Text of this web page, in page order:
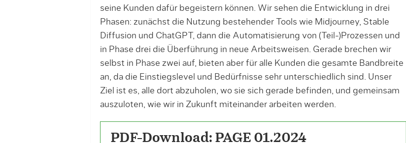
seine Kunden dafür begeistern können. Wir sehen die Entwicklung in drei
Phasen: zunächst die Nutzung bestehender Tools wie Midjourney, Stable
Diffusion und ChatGPT, dann die Automatisierung von (Teil-)Prozessen und
in Phase drei die Überführung in neue Arbeitsweisen. Gerade brechen wir
selbst in Phase zwei auf, bieten aber für alle Kunden die gesamte Bandbreite
an, da die Einstiegs­level und Bedürfnisse sehr unterschiedlich sind. Unser
Ziel ist es, alle dort abzuholen, wo sie sich gerade befinden, und gemeinsam
auszuloten, wie wir in Zukunft miteinander arbeiten werden.
PDF-Download: PAGE 01.2024